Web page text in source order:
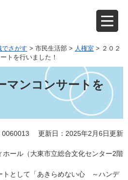
でさがす > 市民生活部 > 人権室 > ２０２
トを行いました！
マンコンサートを
0060013 更新日：2025年2月6日更新
ール（大東市立総合文化センター2階
トとして「あきらめない心 ～ハンデ